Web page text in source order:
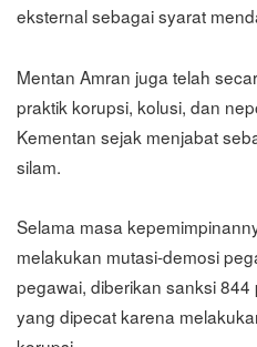
eksternal sebagai syarat
Mentan Amran juga telah
praktik korupsi, kolusi, dan
Kementan sejak menjabat
silam.
Selama masa
melakukan mutasi-demosi
pegawai, diberikan sanksi
yang dipecat karena